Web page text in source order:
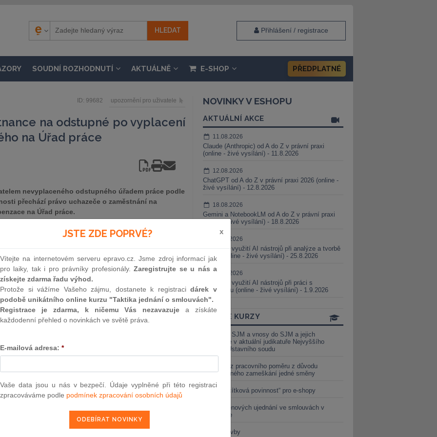
Přihlášení / registrace
SOUDNÍ ROZHODNUTÍ AKTUÁLNĚ E-SHOP PŘEDPLATNÉ
ID: 99682 upozornění pro uživatele
na odstupné po vyplacení
na Úřad práce
nevyplaceného odstupného úřadem práce podle
přechází právo uchazeče o zaměstnání na
na Úřad práce.
nárok, je zaměstnavatel povinen zaměstnanci vyplatit po
výplatním termínu určeném u zaměstnavatele pro výplatu
se zaměstnancem na výplatě odstupného v den
termínu výplaty (ust. § 67 odst. 4 zákoníku práce).
zaměstnání vyplaceno odstupné, se podpora v
doby, která se určí podle počtu násobků průměrného
výše odstupného, čímž ale není dotčeno poskytování
dobu stanovenou zákonem o zaměstnanosti (ust. § 44a
na podporu v nezaměstnanosti, ale odstupné mu
poměru v nejbližším výplatním termínu určeném u
anebo v den skončení pracovního poměru, poskytne
do evidence uchazečů o zaměstnání do uplynutí doby
podpora v nezaměstnanosti se poskytne uchazeči o
byla poskytnuta kompenzace (ust. § 44b odst. 1 zákona
domáhala, aby jí bývalý zaměstnavatel jako dlužník
NOVINKY V ESHOPU
AKTUÁLNÍ AKCE
11.08.2026
Claude (Anthropic) od A do Z v právní praxi
(online - živé vysílání) - 11.8.2026
12.08.2026
ChatGPT od A do Z v právní praxi 2026 (online -
živé vysílání) - 12.8.2026
18.08.2026
Gemini a NotebookLM od A do Z v právní praxi
(online - živé vysílání) - 18.8.2026
25.08.2026
Praktické využití AI nástrojů při analýze a tvorbě
smluv (online - živé vysílání) - 25.8.2026
01.09.2026
Praktické využití AI nástrojů při práci s
judikaturou (online - živé vysílání) - 1.9.2026
ONLINE KURZY
Vnosy ze SJM a vnosy do SJM a jejich
valorizace v aktuální judikatuře Nejvyššího
soudu a Ústavního soudu
Výpověď z pracovního poměru z důvodu
neomluveného zameškání jedné směny
Nová „tlačítková povinnost“ pro e-shopy
Změna cenových ujednání ve smlouvách v
energetice
Černé stavby
JSTE ZDE POPRVÉ? x
Vítejte na internetovém serveru epravo.cz. Jsme zdroj informací jak
pro laiky, tak i pro právníky profesionály.Zaregistrujte se u nás a
získejte zdarma řadu výhod.
Protože si vážíme Vašeho zájmu, dostanete k registracidárek v
podobě unikátního online kurzu "Taktika jednání o smlouvách".
Registrace je zdarma, k ničemu Vás nezavazuje a získáte
každodenní přehled o novinkách ve světě práva.
E-mailová adresa: *
Vaše data jsou u nás v bezpečí. Údaje vyplněné při této registraci
zpracováváme podle podmínek zpracování osobních údajů